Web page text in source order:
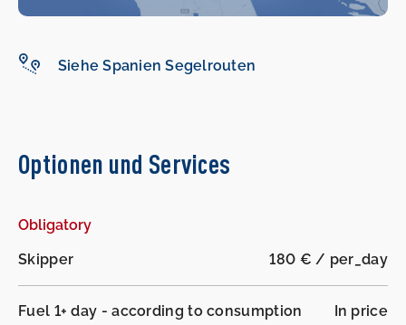
Siehe Spanien Segelrouten
Optionen und Services
Obligatory
Skipper
180 € / per_day
Fuel 1+ day - according to consumption In price